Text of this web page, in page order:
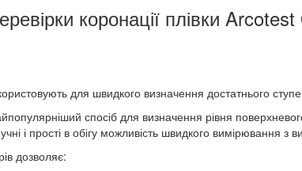
коронації плівки
для швидкого визначення достатнього
спосіб для визначення рівня
і прості в обігу можливість швидкого вимірювання з
дозволяє: